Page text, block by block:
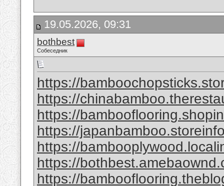
19.05.2026, 09:31
bothbest
Собеседник
https://
https://
https://
https://
https://
https://
https://